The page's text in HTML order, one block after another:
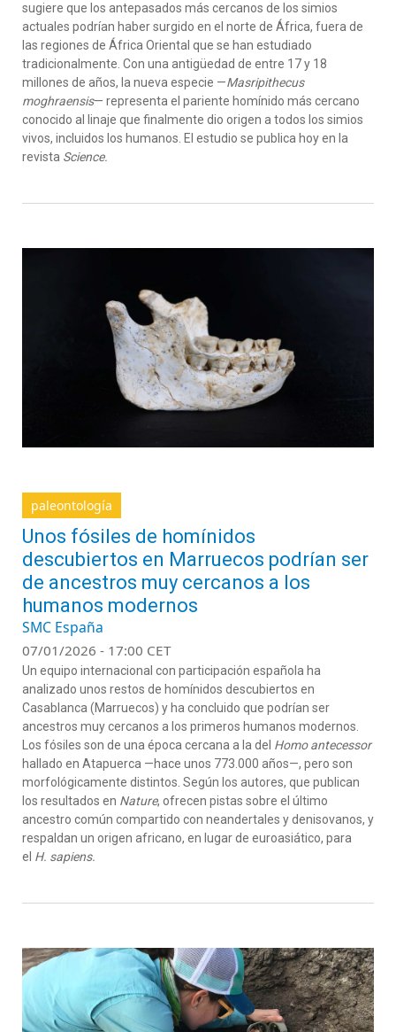
sugiere que los antepasados más cercanos de los simios
actuales podrían haber surgido en el norte de África, fuera de
las regiones de África Oriental que se han estudiado
tradicionalmente. Con una antigüedad de entre 17 y 18
millones de años, la nueva especie —Masripithecus
moghraensis— representa el pariente homínido más cercano
conocido al linaje que finalmente dio origen a todos los simios
vivos, incluidos los humanos. El estudio se publica hoy en la
revista Science.
paleontología
Unos fósiles de homínidos
descubiertos en Marruecos podrían ser
de ancestros muy cercanos a los
humanos modernos
SMC España
07/01/2026 - 17:00 CET
Un equipo internacional con participación española ha
analizado unos restos de homínidos descubiertos en
Casablanca (Marruecos) y ha concluido que podrían ser
ancestros muy cercanos a los primeros humanos modernos.
Los fósiles son de una época cercana a la del Homo antecessor
hallado en Atapuerca —hace unos 773.000 años—, pero son
morfológicamente distintos. Según los autores, que publican
los resultados en Nature, ofrecen pistas sobre el último
ancestro común compartido con neandertales y denisovanos, y
respaldan un origen africano, en lugar de euroasiático, para
el H. sapiens.